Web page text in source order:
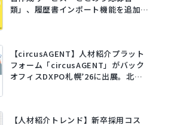
類」、履歴書インポート機能を追加。
【circusAGENT】人材紹介プラット
フォーム「circusAGENT」がバック
オフィスDXPO札幌’26に出展。北海
【人材紹介トレンド】新卒採用コス